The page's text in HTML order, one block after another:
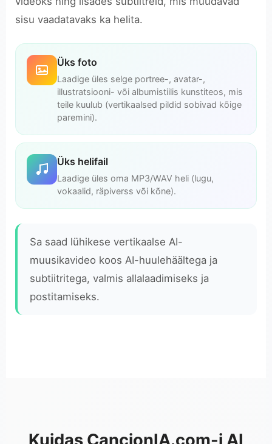
sisu vaadatavaks ka helita.
Üks foto
Laadige üles selge portree-, avatar-,
illustratsiooni- või albumistiilis kunstiteos, mis
teile kuulub (vertikaalsed pildid sobivad kõige
paremini).
Üks helifail
Laadige üles oma MP3/WAV heli (lugu,
vokaalid, räpiverss või kõne).
Sa saad lühikese vertikaalse AI-
muusikavideo koos AI-huulehäältega ja
subtiitritega, valmis allalaadimiseks ja
postitamiseks.